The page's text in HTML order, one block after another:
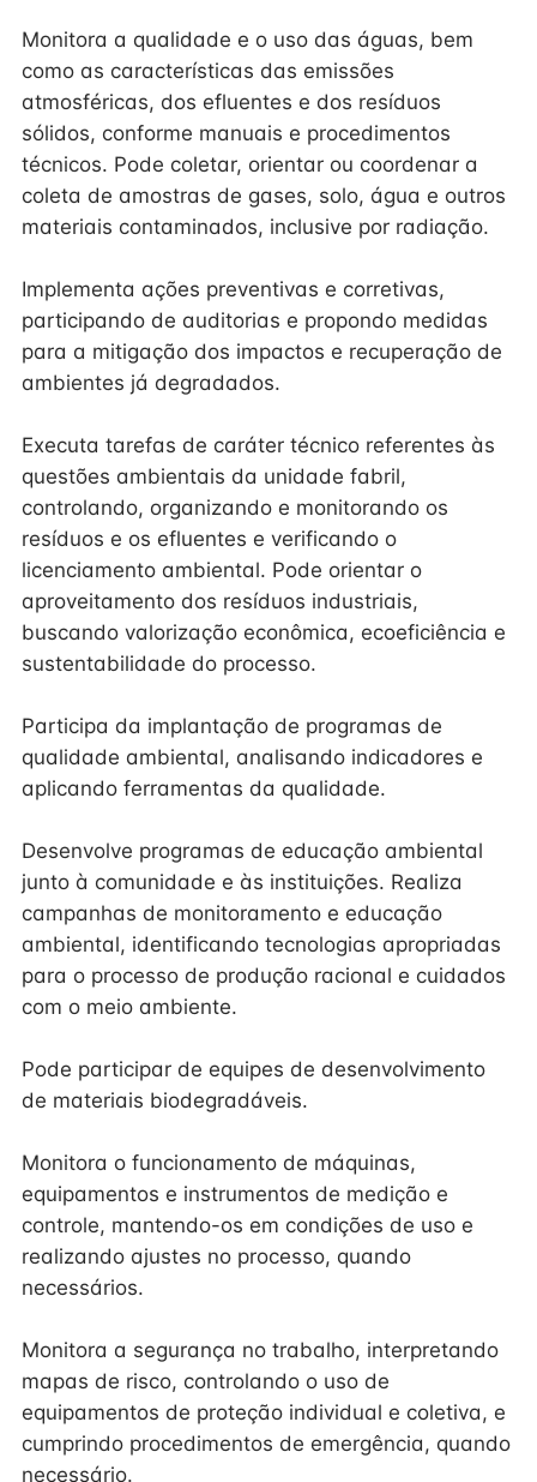
Monitora a qualidade e o uso das águas, bem
como as características das emissões
atmosféricas, dos efluentes e dos resíduos
sólidos, conforme manuais e procedimentos
técnicos. Pode coletar, orientar ou coordenar a
coleta de amostras de gases, solo, água e outros
materiais contaminados, inclusive por radiação.
Implementa ações preventivas e corretivas,
participando de auditorias e propondo medidas
para a mitigação dos impactos e recuperação de
ambientes já degradados.
Executa tarefas de caráter técnico referentes às
questões ambientais da unidade fabril,
controlando, organizando e monitorando os
resíduos e os efluentes e verificando o
licenciamento ambiental. Pode orientar o
aproveitamento dos resíduos industriais,
buscando valorização econômica, ecoeficiência e
sustentabilidade do processo.
Participa da implantação de programas de
qualidade ambiental, analisando indicadores e
aplicando ferramentas da qualidade.
Desenvolve programas de educação ambiental
junto à comunidade e às instituições. Realiza
campanhas de monitoramento e educação
ambiental, identificando tecnologias apropriadas
para o processo de produção racional e cuidados
com o meio ambiente.
Pode participar de equipes de desenvolvimento
de materiais biodegradáveis.
Monitora o funcionamento de máquinas,
equipamentos e instrumentos de medição e
controle, mantendo-os em condições de uso e
realizando ajustes no processo, quando
necessários.
Monitora a segurança no trabalho, interpretando
mapas de risco, controlando o uso de
equipamentos de proteção individual e coletiva, e
cumprindo procedimentos de emergência, quando
necessário.